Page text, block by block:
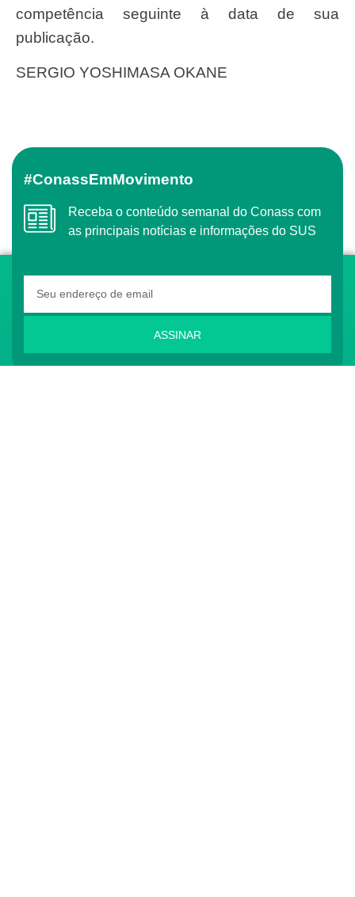
competência seguinte à data de sua
publicação.
SERGIO YOSHIMASA OKANE
#ConassEmMovimento
Receba o conteúdo semanal do Conass com
as principais notícias e informações do SUS
ASSINAR